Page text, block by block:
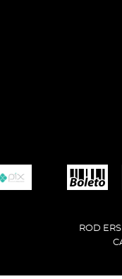
ROD